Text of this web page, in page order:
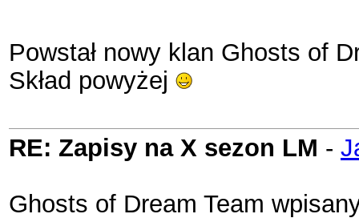
Powstał nowy klan Ghosts of
Skład powyżej
RE: Zapisy na X sezon LM -
Ghosts of Dream Team